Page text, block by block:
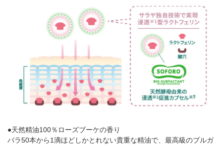
●天然精油100％ローズブーケの香り
バラ50本から1滴ほどしかとれない貴重な精油で、最高級のブルガ